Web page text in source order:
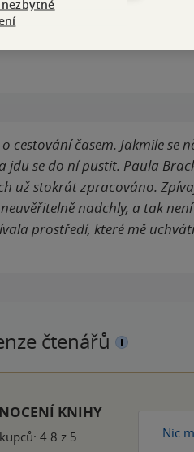
cestování časem. Jakmile se
se do ní pustit. Paula
už stokrát zpracováno.
nadchly, a tak
prostředí, které mě
čtenářů
KNIHY
4.8 z 5 Nic